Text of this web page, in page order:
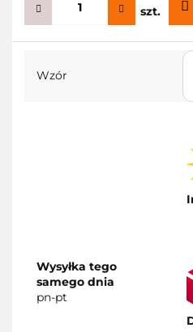
szt.
Wzór
Wysyłka tego
samego dnia
pn-pt